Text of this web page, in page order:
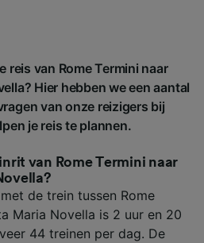
reis van Rome Termini naar
Hier hebben we een aantal
van onze reizigers bij
je reis te plannen.
van Rome Termini naar
de trein tussen Rome
Maria Novella is 2 uur en 20
44 treinen per dag. De